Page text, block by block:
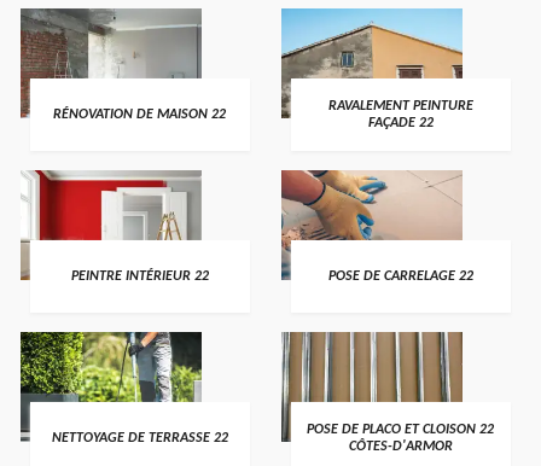
RÉNOVATION DE MAISON 22
RAVALEMENT PEINTURE
FAÇADE 22
PEINTRE INTÉRIEUR 22 POSE DE CARRELAGE 22
NETTOYAGE DE TERRASSE 22
POSE DE PLACO ET CLOISON 22
CÔTES-D'ARMOR